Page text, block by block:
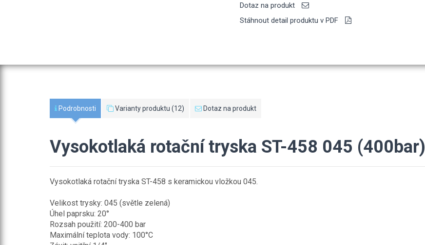
Dotaz na produkt
Stáhnout detail produktu v PDF
Podrobnosti Varianty produktu (12) Dotaz na produkt
Vysokotlaká rotační tryska ST-458 045 (400bar)
Vysokotlaká rotační tryska ST-458 s keramickou vložkou 045.
Velikost trysky: 045 (světle zelená)
Úhel paprsku: 20°
Rozsah použití: 200-400 bar
Maximální teplota vody: 100°C